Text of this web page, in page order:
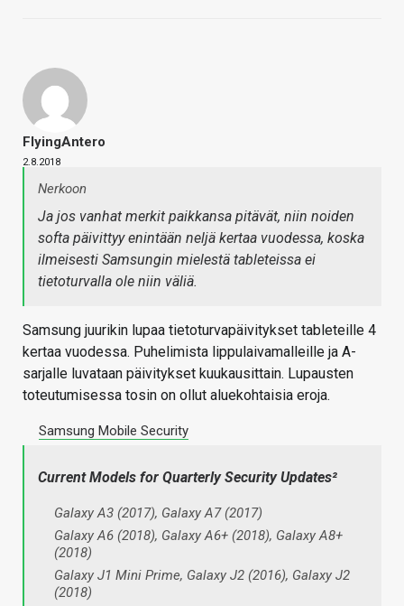
FlyingAntero
2.8.2018
Nerkoon
Ja jos vanhat merkit paikkansa pitävät, niin noiden
softa päivittyy enintään neljä kertaa vuodessa, koska
ilmeisesti Samsungin mielestä tableteissa ei
tietoturvalla ole niin väliä.
Samsung juurikin lupaa tietoturvapäivitykset tableteille 4
kertaa vuodessa. Puhelimista lippulaivamalleille ja A-
sarjalle luvataan päivitykset kuukausittain. Lupausten
toteutumisessa tosin on ollut aluekohtaisia eroja.
Samsung Mobile Security
Current Models for Quarterly Security Updates²
Galaxy A3 (2017), Galaxy A7 (2017)
Galaxy A6 (2018), Galaxy A6+ (2018), Galaxy A8+
(2018)
Galaxy J1 Mini Prime, Galaxy J2 (2016), Galaxy J2
(2018)